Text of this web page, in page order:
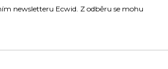
newsletteru Ecwid. Z odběru se mohu